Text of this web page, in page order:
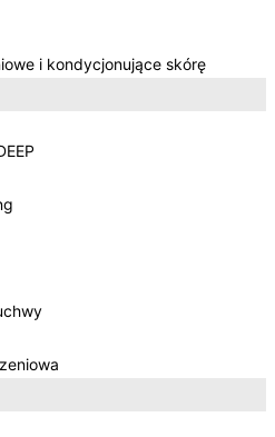
i kondycjonujące skórę